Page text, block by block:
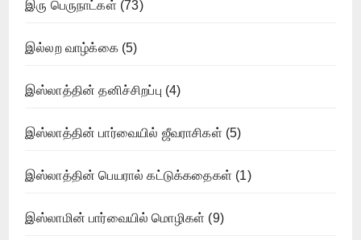
இரு பெருநாட்கள் (73)
இல்லற வாழ்க்கை(5)
இஸ்லாத்தின் தனிச்சிறப்பு (4)
இஸ்லாத்தின் பார்வையில் ஜீவராசிகள் (5)
இஸ்லாத்தின் பெயரால் கட்டுக்கதைகள் (1)
இஸ்லாமின் பார்வையில் மொழிகள் (9)